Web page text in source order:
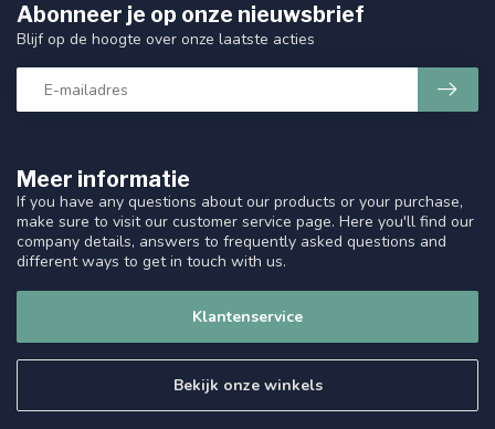
Meer informatie
If you have any questions about our products or your purchase,
make sure to visit our customer service page. Here you'll find our
company details, answers to frequently asked questions and
different ways to get in touch with us.
Klantenservice
Bekijk onze winkels
Abonneer je op onze nieuwsbrief
Blijf op de hoogte over onze laatste acties